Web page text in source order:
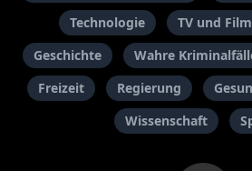
Technologie
TV und Film
Geschichte
Wahre
Freizeit
Regierung
Wissenschaft